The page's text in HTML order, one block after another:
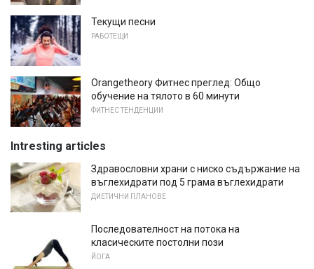
Текущи песни
РАБОТЕЩИ
Orangetheory Фитнес преглед: Общо
обучение на тялото в 60 минути
ФИТНЕС ТЕНДЕНЦИИ
Intresting articles
Здравословни храни с ниско съдържание на
въглехидрати под 5 грама въглехидрати
ДИЕТИЧНИ ПЛАНОВЕ
Последователност на потока на
класическите постолни пози
ЙОГА